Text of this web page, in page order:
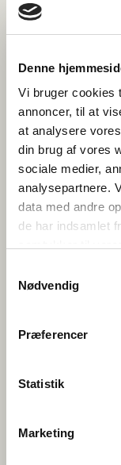
Denne
Vi bruger cookies
annoncer, til at
at analysere
din brug af vores
sociale medier,
analysepartnere.
data med andre
de har indsamlet
Nødvendig
Præferencer
Statistik
Marketing
NORRØNA
norden.fo
NORRÆNA
norden.is
norden.no
norden.se